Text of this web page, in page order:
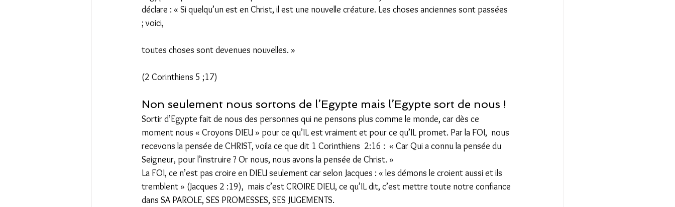
déclare : « Si quelqu’un est en Christ, il est une nouvelle créature. Les choses anciennes sont passées
; voici,
toutes choses sont devenues nouvelles. »
(2 Corinthiens 5 ;17)
Non seulement nous sortons de l’Egypte mais l’Egypte sort de nous !
Sortir d’Egypte fait de nous des personnes qui ne pensons plus comme le monde, car dès ce
moment nous « Croyons DIEU » pour ce qu’IL est vraiment et pour ce qu’IL promet. Par la FOI,  nous
recevons la pensée de CHRIST, voila ce que dit 1 Corinthiens  2:16 :  « Car Qui a connu la pensée du
Seigneur, pour l’instruire ? Or nous, nous avons la pensée de Christ. »
La FOI, ce n’est pas croire en DIEU seulement car selon Jacques : « les démons le croient aussi et ils
tremblent » (Jacques 2 :19),  mais c’est CROIRE DIEU, ce qu’IL dit, c’est mettre toute notre confiance
dans SA PAROLE, SES PROMESSES, SES JUGEMENTS.